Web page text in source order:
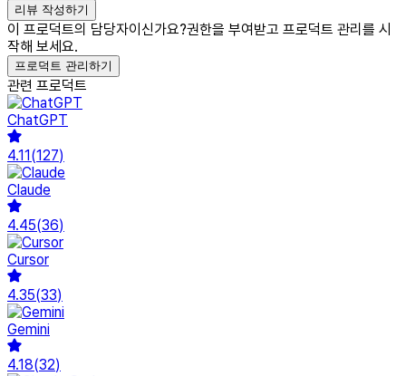
리뷰 작성하기
이 프로덕트의 담당자이신가요?권한을 부여받고 프로덕트 관리를 시
작해 보세요.
프로덕트 관리하기
관련 프로덕트
ChatGPT
4.11(127)
Claude
4.45(36)
Cursor
4.35(33)
Gemini
4.18(32)